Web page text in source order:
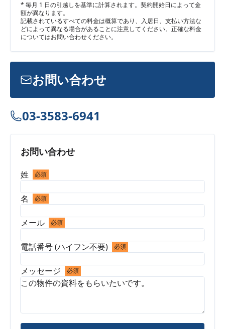
* 毎月 1 日の引越しを基準に計算されます。契約開始日によって金
額が異なります。
記載されているすべての料金は概算であり、入居日、支払い方法な
どによって異なる場合があることに注意してください。正確な料金
についてはお問い合わせください。
お問い合わせ
03-3583-6941
お問い合わせ
姓 必須
名 必須
メール 必須
電話番号 (ハイフン不要) 必須
メッセージ 必須